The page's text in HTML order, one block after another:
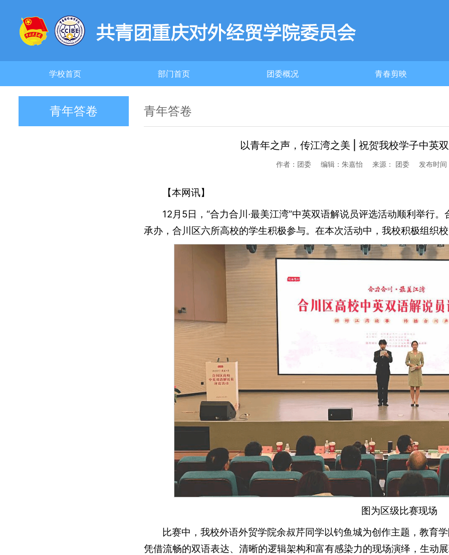
学校首页 部门首页 团委概况 青春剪映
青年答卷 青年答卷
以青年之声，传江湾之美 | 祝贺我校学子中英
作者：团委 编辑：朱嘉怡 来源： 团委 发布时
【本网讯】
12月5日，“合力合川·最美江湾”中英双语解说员评选活动顺利举行
承办，合川区六所高校的学生积极参与。在本次活动中，我校积极组织
图为区级比赛现场
比赛中，我校外语外贸学院余叔芹同学以钓鱼城为创作主题，教育
凭借流畅的双语表达、清晰的逻辑架构和富有感染力的现场演绎，生动